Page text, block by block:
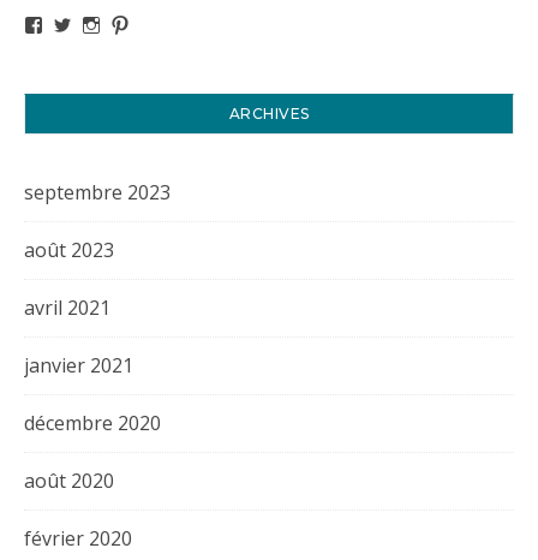
Voir le profil de titval35 sur Facebook
Voir le profil de titval35 sur Twitter
Voir le profil de titval35 sur Instagram
ARCHIVES
septembre 2023
août 2023
avril 2021
janvier 2021
décembre 2020
août 2020
février 2020